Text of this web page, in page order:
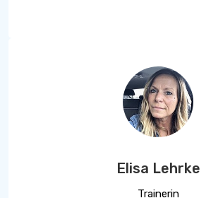
Elisa Lehrke
Trainerin